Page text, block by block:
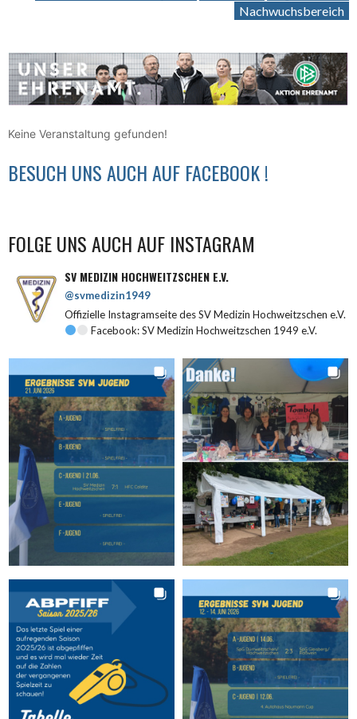
Nachwuchsbereich
Keine Veranstaltung gefunden!
BESUCH UNS AUCH AUF FACEBOOK !
FOLGE UNS AUCH AUF INSTAGRAM
SV MEDIZIN HOCHWEITZSCHEN E.V.
@svmedizin1949
Offizielle Instagramseite des SV Medizin Hochweitzschen e.V.
Facebook: SV Medizin Hochweitzschen 1949 e.V.